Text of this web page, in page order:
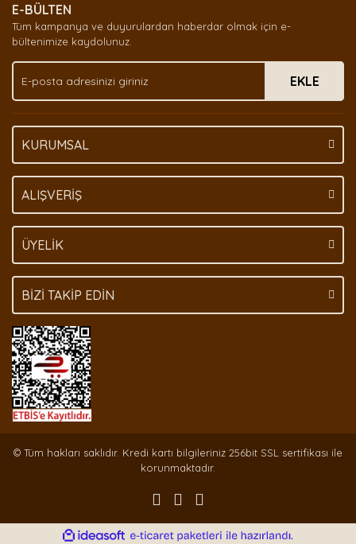
E-BÜLTEN
Tüm kampanya ve duyurulardan haberdar olmak için e-
bültenimize kaydolunuz.
EKLE
KURUMSAL
ALIŞVERİŞ
ÜYELİK
BİZİ TAKİP EDİN
© Tüm hakları saklıdır. Kredi kartı bilgileriniz 256bit SSL sertifikası ile
korunmaktadır.
ideasoft e-